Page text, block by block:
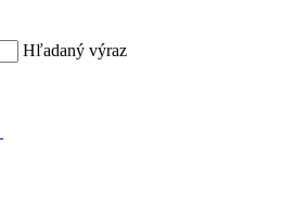
Hľadaný výraz